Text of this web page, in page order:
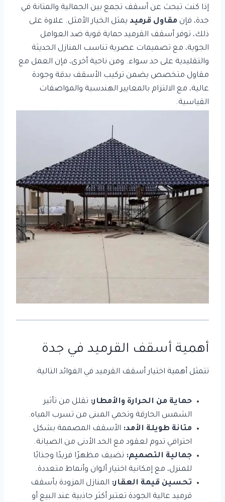
إذا كنت تبحث عن أسقف تجمع بين الجمالية والمتانة في
جدة، فإن مقاول قرميد يمثل الخيار الأمثل. علاوة على
ذلك، توفر أسقف القرميد حماية قوية ضد العوامل
الجوية، مع تصميمات عصرية تناسب المنازل الحديثة
والتقليدية على حد سواء. ومن ناحية أخرى، فإن العمل مع
مقاول متخصص يضمن تركيب الأسقف بدقة وجودة
عالية، مع الالتزام بالمعايير الهندسية والمواصفات
القياسية.
أهمية أسقف القرميد في جدة
تتمثل أهمية اختيار أسقف القرميد في الفوائد التالية:
حماية من الحرارة والأمطار: تقلل من تأثير
الشمس الحارقة وتحمي المبنى من تسرب المياه.
متانة طويلة الأمد: الأسقف المصممة بشكل
احترافي تدوم لعقود مع الحد الأدنى من الصيانة.
جمالية التصميم: تضيف مظهرًا فريدًا وجذابًا
للمنزل، مع إمكانية اختيار ألوان وأنماط متعددة.
تحسين قيمة العقار: المنازل المزودة بأسقف
قرميد عالية الجودة تعتبر أكثر جاذبية عند البيع أو